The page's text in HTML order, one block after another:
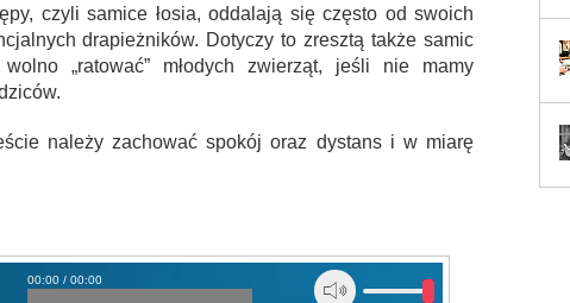
czyli samice łosia, oddalają się często od swoich
drapieżników. Dotyczy to zresztą także samic
„ratować” młodych zwierząt, jeśli nie mamy
należy zachować spokój oraz dystans i w miarę
00:00 / 00:00